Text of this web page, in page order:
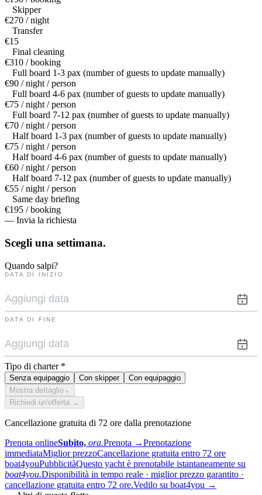
Skipper
€270 / night
Transfer
€15
Final cleaning
€310 / booking
Full board 1-3 pax (number of guests to update manually)
€90 / night / person
Full board 4-6 pax (number of guests to update manually)
€75 / night / person
Full board 7-12 pax (number of guests to update manually)
€70 / night / person
Half board 1-3 pax (number of guests to update manually)
€75 / night / person
Half board 4-6 pax (number of guests to update manually)
€60 / night / person
Half board 7-12 pax (number of guests to update manually)
€55 / night / person
Same day briefing
€195 / booking
— Invia la richiesta
Scegli una settimana.
Quando salpi?
DATA DI INIZIO
DATA DI FINE
Tipo di charter *
Senza equipaggio Con skipper
Con equipaggio
Mostra dettaglio ⌄
Richiedi un'offerta →
Cancellazione gratuita di 72 ore dalla prenotazione
Prenota onlineSubito, ora.Prenota →Prenotazione
immediataMiglior prezzoCancellazione gratuita entro 72 ore
boat4youPubblicitàQuesto yacht è prenotabile istantaneamente su
boat4you.Disponibilità in tempo reale · miglior prezzo garantito ·
cancellazione gratuita entro 72 ore.Vedilo su boat4you →